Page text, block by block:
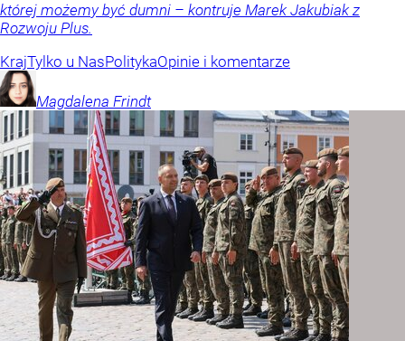
której możemy być dumni – kontruje Marek Jakubiak z
Rozwoju Plus.
KrajTylko u NasPolitykaOpinie i komentarze
Magdalena Frindt